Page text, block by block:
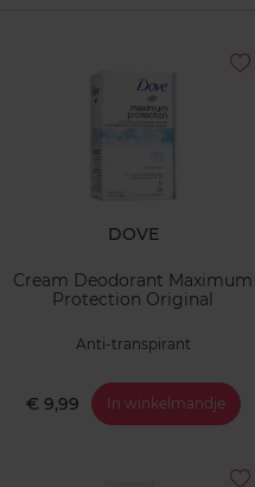
DOVE
Cream Deodorant Maximum
Protection Original
Anti-transpirant
€ 9,99 In winkelmandje